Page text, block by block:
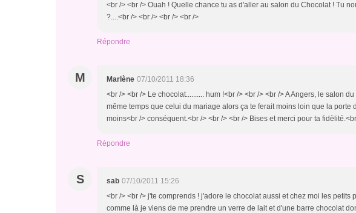
<br /> <br /> Ouah ! Quelle chance tu as d'aller au salon du Chocolat ! Tu
?....<br /> <br /> <br /> <br />
Répondre
M Marlène 07/10/2011 18:36
<br /> <br /> Le chocolat.......... hum !<br /> <br /> <br /> A Angers, le salon
même temps que celui du mariage alors ça te ferait moins loin que la porte
moins<br /> conséquent.<br /> <br /> <br /> Bises et merci pour ta
Répondre
S sab 07/10/2011 15:26
<br /> <br /> j'te comprends ! j'adore le chocolat aussi et chez moi les petits
comme là je viens de me prendre un verre de lait et d'une barre chocolat